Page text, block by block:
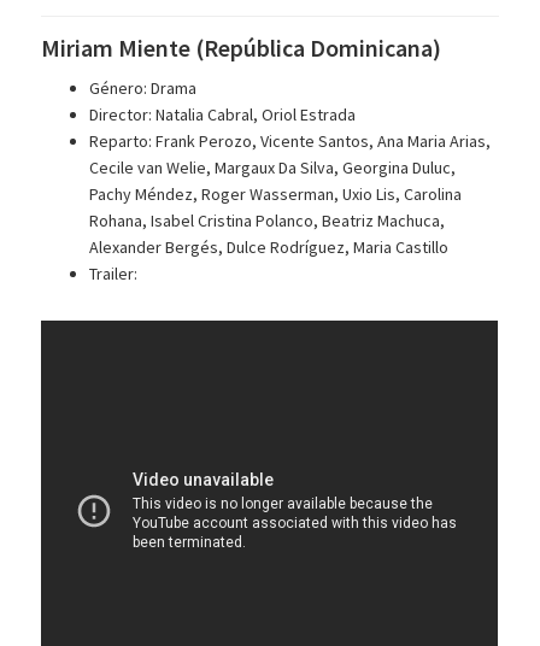
Miriam Miente (República Dominicana)
Género: Drama
Director: Natalia Cabral, Oriol Estrada
Reparto: Frank Perozo, Vicente Santos, Ana Maria Arias,
Cecile van Welie, Margaux Da Silva, Georgina Duluc,
Pachy Méndez, Roger Wasserman, Uxio Lis, Carolina
Rohana, Isabel Cristina Polanco, Beatriz Machuca,
Alexander Bergés, Dulce Rodríguez, Maria Castillo
Trailer: